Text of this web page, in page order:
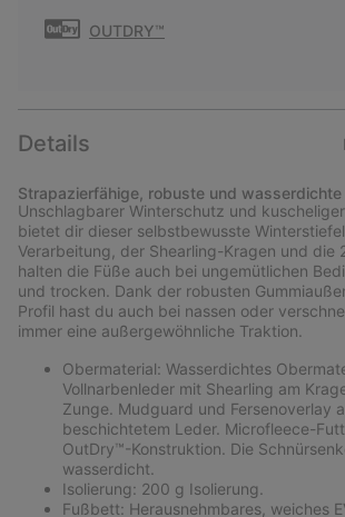
OUTDRY™
Details
Strapazierfähige, robuste und
Unschlagbarer Winterschutz und
bietet dir dieser selbstbewusste
Verarbeitung, der Shearling-Kragen und die
halten die Füße auch bei ungemütlichen
und trocken. Dank der robusten
Profil hast du auch bei nassen oder
immer eine außergewöhnliche Traktion.
Obermaterial: Wasserdichtes
Vollnarbenleder mit Shearling am
Zunge. Mudguard und Fersenoverlay
beschichtetem Leder. Microfleece-
OutDry™-Konstruktion. Die
wasserdicht.
Isolierung: 200 g Isolierung.
Fußbett: Herausnehmbares, weiches